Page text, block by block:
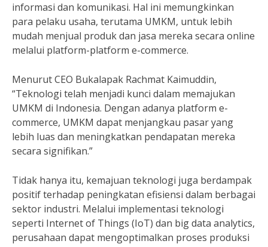
informasi dan komunikasi. Hal ini memungkinkan
para pelaku usaha, terutama UMKM, untuk lebih
mudah menjual produk dan jasa mereka secara online
melalui platform-platform e-commerce.
Menurut CEO Bukalapak Rachmat Kaimuddin,
“Teknologi telah menjadi kunci dalam memajukan
UMKM di Indonesia. Dengan adanya platform e-
commerce, UMKM dapat menjangkau pasar yang
lebih luas dan meningkatkan pendapatan mereka
secara signifikan.”
Tidak hanya itu, kemajuan teknologi juga berdampak
positif terhadap peningkatan efisiensi dalam berbagai
sektor industri. Melalui implementasi teknologi
seperti Internet of Things (IoT) dan big data analytics,
perusahaan dapat mengoptimalkan proses produksi